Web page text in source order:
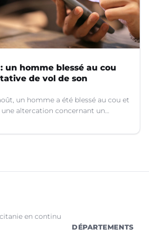
un homme blessé au cou
de vol de son
un homme a été blessé au cou et
une altercation concernant un
à Montpellier (Hérault).
en continu
DÉPARTEMENTS